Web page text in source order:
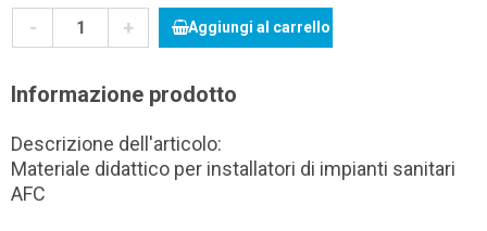
- + Aggiungi al carrello
Informazione prodotto
Descrizione dell'articolo:
Materiale didattico per installatori di impianti sanitari
AFC